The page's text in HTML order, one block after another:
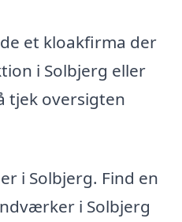
et kloakfirma der
i Solbjerg eller
tjek oversigten
i Solbjerg. Find en
i Solbjerg